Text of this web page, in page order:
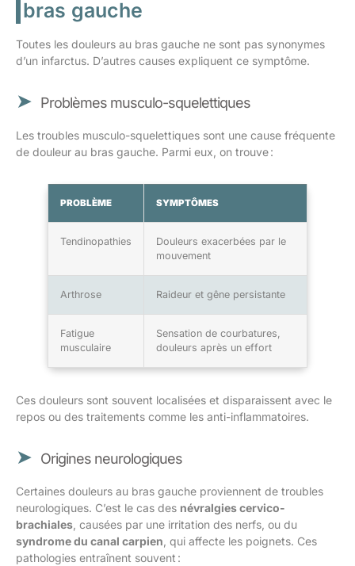
bras gauche
Toutes les douleurs au bras gauche ne sont pas synonymes
d’un infarctus. D’autres causes expliquent ce symptôme.
Problèmes musculo-squelettiques
Les troubles musculo-squelettiques sont une cause fréquente
de douleur au bras gauche. Parmi eux, on trouve :
PROBLÈME SYMPTÔMES
Tendinopathies
Douleurs exacerbées par le
mouvement
Arthrose Raideur et gêne persistante
Fatigue
musculaire
Sensation de courbatures,
douleurs après un effort
Ces douleurs sont souvent localisées et disparaissent avec le
repos ou des traitements comme les anti-inflammatoires.
Origines neurologiques
Certaines douleurs au bras gauche proviennent de troubles
neurologiques. C’est le cas des névralgies cervico-
brachiales , causées par une irritation des nerfs, ou du
syndrome du canal carpien , qui affecte les poignets. Ces
pathologies entraînent souvent :